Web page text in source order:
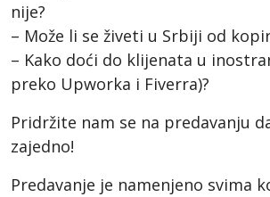
nije?
– Može li se živeti u Srbiji od
– Kako doći do klijenata u
preko Upworka i Fiverra)?
Pridržite nam se na predavanju
zajedno!
Predavanje je namenjeno svima